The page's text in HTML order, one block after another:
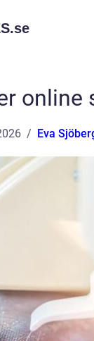
se
online
Eva